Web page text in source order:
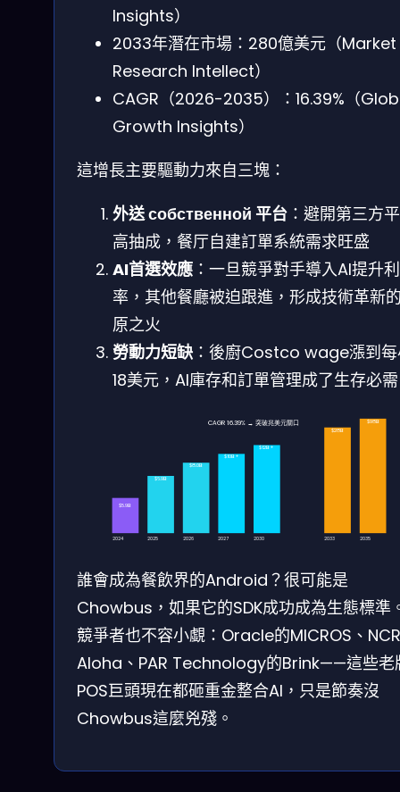
Insights）
2033年潛在市場：280億美元（Market
Research Intellect）
CAGR（2026-2035）：16.39%（
Growth Insights）
這增長主要驅動力來自三塊：
外送 собственной 平台 ：避開第三方
高抽成，餐厅自建訂單系統需求旺盛
AI首選效應 ：一旦競爭對手導入AI提升
率，其他餐廳被迫跟進，形成技術革新
原之火
勞動力短缺 ：後廚Costco wage漲到
18美元，AI庫存和訂單管理成了生存必需
$5.9B
$6.9B
$8.0B
$10B+
$12B+
$28B
$98B
2024 2025 2026 2027 2030 2033 2035
CAGR 16.39% → 突破兆美元關口
誰會成為餐飲界的Android？很可能是
Chowbus，如果它的SDK成功成為生態標準
競爭者也不容小覷：Oracle的MICROS、
Aloha、PAR Technology的Brink——這些老
POS巨頭現在都砸重金整合AI，只是節奏沒
Chowbus這麼兇殘。